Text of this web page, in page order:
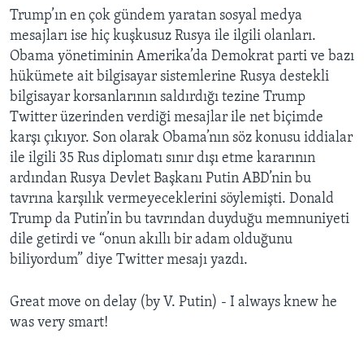
Trump’ın en çok gündem yaratan sosyal medya
mesajları ise hiç kuşkusuz Rusya ile ilgili olanları.
Obama yönetiminin Amerika’da Demokrat parti ve bazı
hükümete ait bilgisayar sistemlerine Rusya destekli
bilgisayar korsanlarının saldırdığı tezine Trump
Twitter üzerinden verdiği mesajlar ile net biçimde
karşı çıkıyor. Son olarak Obama’nın söz konusu iddialar
ile ilgili 35 Rus diplomatı sınır dışı etme kararının
ardından Rusya Devlet Başkanı Putin ABD’nin bu
tavrına karşılık vermeyeceklerini söylemişti. Donald
Trump da Putin’in bu tavrından duyduğu memnuniyeti
dile getirdi ve “onun akıllı bir adam olduğunu
biliyordum” diye Twitter mesajı yazdı.
Great move on delay (by V. Putin) - I always knew he
was very smart!